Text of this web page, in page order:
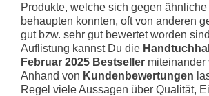
Produkte, welche sich gegen
behaupten konnten, oft von anderen
gut bzw. sehr gut bewertet worden
Auflistung kannst Du die
Februar 2025 Bestseller miteinander
Anhand von Kundenbewertungen
Regel viele Aussagen über Qualität,